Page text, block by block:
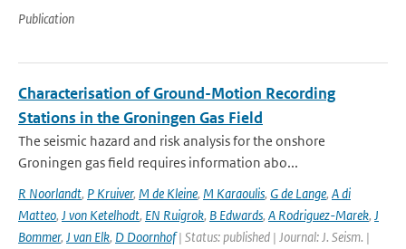
Publication
Characterisation of Ground-Motion Recording
Stations in the Groningen Gas Field
The seismic hazard and risk analysis for the onshore
Groningen gas field requires information abo...
R Noorlandt, P Kruiver, M de Kleine, M Karaoulis, G de Lange, A di
Matteo, J von Ketelhodt, EN Ruigrok, B Edwards, A Rodriguez-Marek, J
Bommer, J van Elk, D Doornhof| Status: published | Journal: J. Seism. |